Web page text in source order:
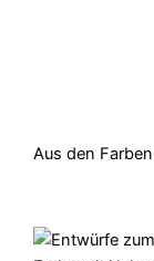
Aus den